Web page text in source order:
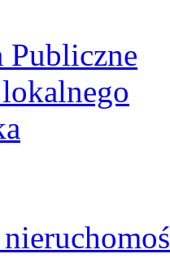
Publiczne